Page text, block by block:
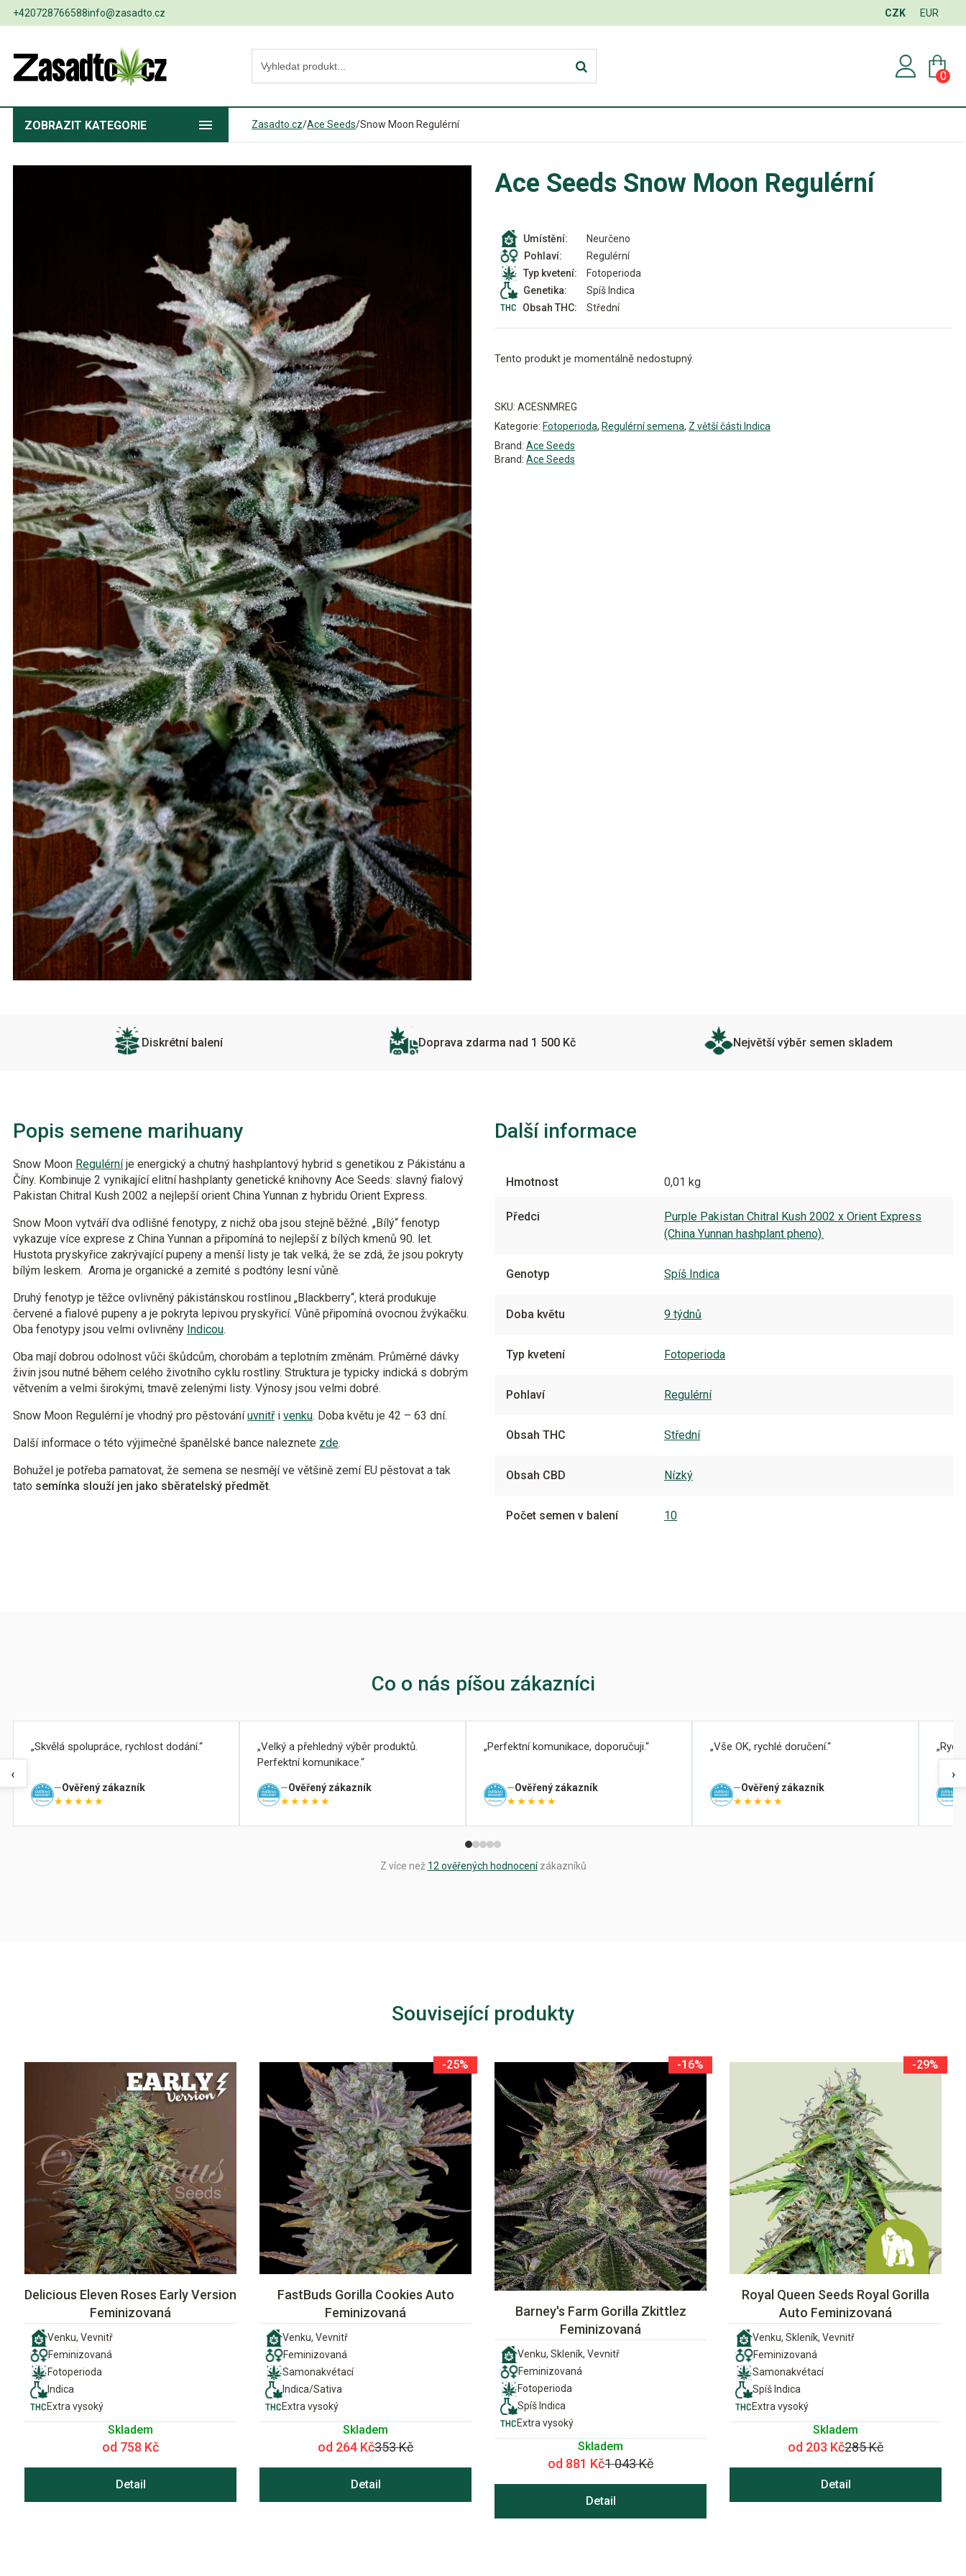
+420728766588info@zasadto.cz CZK EUR
0
ZOBRAZIT KATEGORIE Zasadto.cz/Ace Seeds/Snow Moon Regulérní
Ace Seeds Snow Moon Regulérní
Umístění:
Neurčeno
Pohlaví:
Regulérní
Typ kvetení:
Fotoperioda
Genetika:
Spíš Indica
Obsah THC:
Střední
Tento produkt je momentálně nedostupný.
SKU: ACESNMREG
Kategorie: Fotoperioda, Regulérní semena, Z větší části Indica
Brand: Ace Seeds
Brand: Ace Seeds
Diskrétní balení Doprava zdarma nad 1 500 Kč Největší výběr semen skladem
Popis semene marihuany
Snow Moon Regulérníje energický a chutný hashplantový hybrid s genetikou z Pákistánu a
Číny. Kombinuje 2 vynikající elitní hashplanty genetické knihovny Ace Seeds: slavný fialový
Pakistan Chitral Kush 2002 a nejlepší orient China Yunnan z hybridu Orient Express.
Snow Moon vytváří dva odlišné fenotypy, z nichž oba jsou stejně běžné. „Bílý“ fenotyp
vykazuje více exprese z China Yunnan a připomíná to nejlepší z bílých kmenů 90. let.
Hustota pryskyřice zakrývající pupeny a menší listy je tak velká, že se zdá, že jsou pokryty
bílým leskem. Aroma je organické a zemité s podtóny lesní vůně.
Druhý fenotyp je těžce ovlivněný pákistánskou rostlinou „Blackberry“, která produkuje
červené a fialové pupeny a je pokryta lepivou pryskyřicí. Vůně připomíná ovocnou žvýkačku.
Oba fenotypy jsou velmi ovlivněny Indicou.
Oba mají dobrou odolnost vůči škůdcům, chorobám a teplotním změnám. Průměrné dávky
živin jsou nutné během celého životního cyklu rostliny. Struktura je typicky indická s dobrým
větvením a velmi širokými, tmavě zelenými listy. Výnosy jsou velmi dobré.
Snow Moon Regulérní je vhodný pro pěstováníuvnitři venku. Doba květu je 42 – 63 dní.
Další informace o této výjimečné španělské bance naleznete zde.
Bohužel je potřeba pamatovat, že semena se nesmějí ve většině zemí EU pěstovat a tak
tato semínka slouží jen jako sběratelský předmět.
Další informace
Hmotnost 0,01 kg
Předci
Purple Pakistan Chitral Kush 2002 x Orient Express
(China Yunnan hashplant pheno).
Genotyp Spíš Indica
Doba květu 9 týdnů
Typ kvetení Fotoperioda
Pohlaví Regulérní
Obsah THC Střední
Obsah CBD Nízký
Počet semen v balení 10
Co o nás píšou zákazníci
‹
Skvělá spolupráce, rychlost dodání.
Ověřený zákazník
★★★★★
Velký a přehledný výběr produktů.
Perfektní komunikace.
Ověřený zákazník
★★★★★
Perfektní komunikace, doporučuji.
Ověřený zákazník
★★★★★
Vše OK, rychlé doručení.
Ověřený zákazník
★★★★★
›
Z více než 12 ověřených hodnocenízákazníků
Související produkty
Delicious Eleven Roses Early Version
Feminizovaná
Venku, Vevnitř
Feminizovaná
Fotoperioda
Indica
Extra vysoký
Skladem
od 758 Kč
Detail
-25%
FastBuds Gorilla Cookies Auto
Feminizovaná
Venku, Vevnitř
Feminizovaná
Samonakvétací
Indica/Sativa
Extra vysoký
Skladem
od 264 Kč353 Kč
Detail
-16%
Barney's Farm Gorilla Zkittlez
Feminizovaná
Venku, Skleník, Vevnitř
Feminizovaná
Fotoperioda
Spíš Indica
Extra vysoký
Skladem
od 881 Kč1 043 Kč
Detail
-29%
Royal Queen Seeds Royal Gorilla
Auto Feminizovaná
Venku, Skleník, Vevnitř
Feminizovaná
Samonakvétací
Spíš Indica
Extra vysoký
Skladem
od 203 Kč285 Kč
Detail